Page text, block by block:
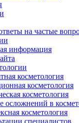
на частые
информация
косметология
косметология
косметология
осложнений в
косметология
специалистов